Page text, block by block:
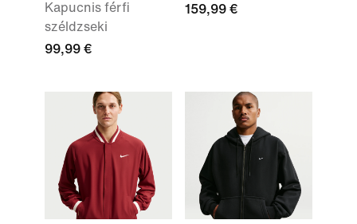
Kapucnis férfi
széldzseki
99,99 €
159,99 €